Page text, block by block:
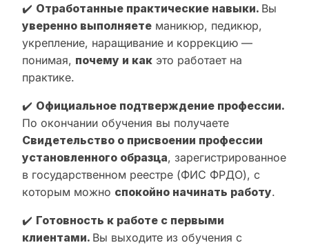
✔️ Отработанные практические навыки. Вы
уверенно выполняете маникюр, педикюр,
укрепление, наращивание и коррекцию —
понимая, почему и как это работает на
практике.
✔️ Официальное подтверждение профессии.
По окончании обучения вы получаете
Свидетельство о присвоении профессии
установленного образца, зарегистрированное
в государственном реестре (ФИС ФРДО), с
которым можно спокойно начинать работу.
✔️ Готовность к работе с первыми
клиентами. Вы выходите из обучения с